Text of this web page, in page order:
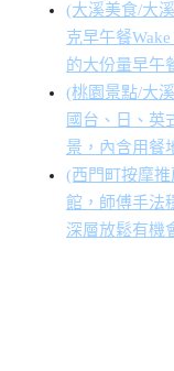
(大溪美食/大
克早午餐
的大份量早午
(桃園景點/大
國台、日、英
景，內含用餐
(西門町按摩
館，師傅手法
深層放鬆有機